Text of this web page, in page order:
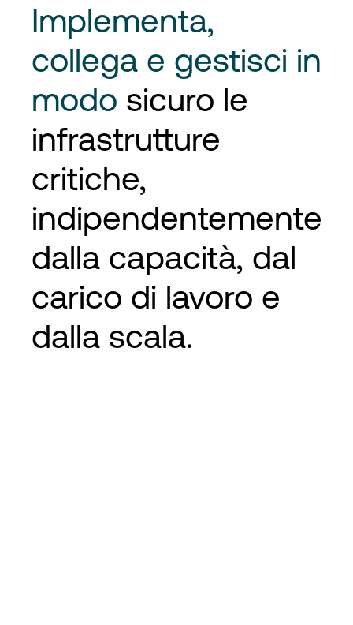
Implementa,
collega e gestisci in
modo sicuro le
infrastrutture
critiche,
indipendentemente
dalla capacità, dal
carico di lavoro e
dalla scala.